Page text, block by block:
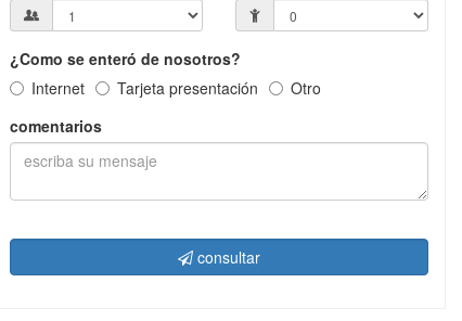
¿Como se enteró de nosotros?
Internet
Tarjeta presentación
Otro
comentarios
consultar